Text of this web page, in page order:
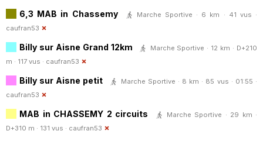
6,3 MAB in Chassemy
Marche Sportive · 6 km · 41 vus ·
caufran53
Billy sur Aisne Grand 12km
Marche Sportive · 12 km · D+210
m · 117 vus · caufran53
Billy sur Aisne petit
Marche Sportive · 8 km · 85 vus · 01:55 ·
caufran53
MAB in CHASSEMY 2 circuits
Marche Sportive · 29 km ·
D+310 m · 131 vus · caufran53